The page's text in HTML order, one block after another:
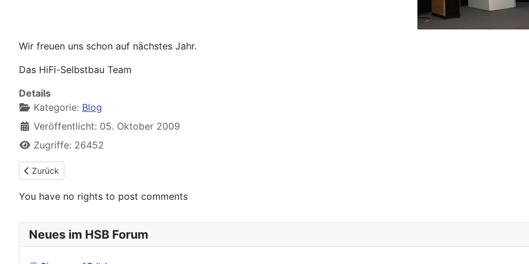
Neues im HSB Forum
Wir freuen uns schon auf nächstes Jahr.
Das HiFi-Selbstbau Team
Details
Kategorie: Blog
Veröffentlicht: 05. Oktober 2009
Zugriffe: 26452
Vorheriger Beitrag: Das Jahr 2009 geht zu ende
Zurück
You have no rights to post comments